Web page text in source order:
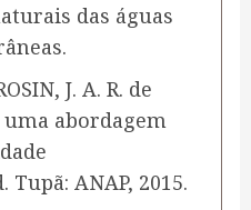
das águas
J. A. R. de
uma abordagem
ANAP, 2015.